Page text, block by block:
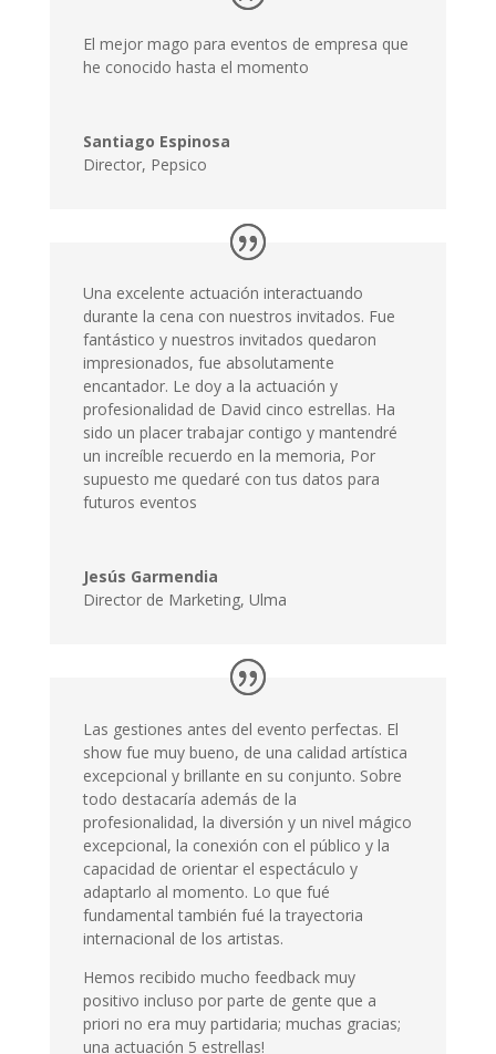
ocasiones y el resultado ha sido muy
satisfactorio. David es tecnicamente perfecto
creativo y otorga grandes resultados
Ibai Fernández de Arróyabe
Director, Daisalux
El mejor mago para eventos de empresa que
he conocido hasta el momento
Director, Pepsico
durante la cena con nuestros invitados. Fue
fantástico y nuestros invitados quedaron
impresionados, fue absolutamente
encantador. Le doy a la actuación y
profesionalidad de David cinco estrellas. Ha
sido un placer trabajar contigo y mantendré
un increíble recuerdo en la memoria, Por
supuesto me quedaré con tus datos para
futuros eventos
Jesús Garmendia
Director de Marketing, Ulma